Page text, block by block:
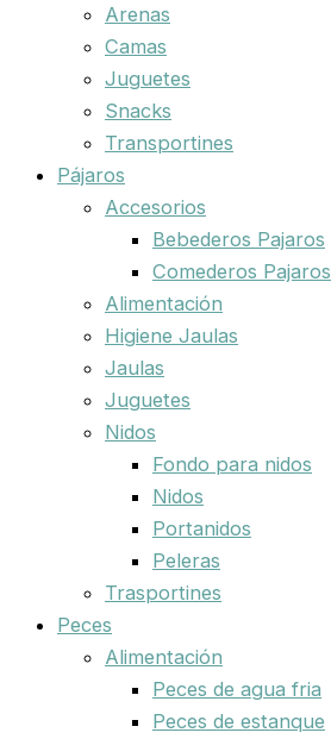
Arenas
Camas
Juguetes
Snacks
Transportines
Pájaros
Accesorios
Bebederos Pajaros
Comederos Pajaros
Alimentación
Higiene Jaulas
Jaulas
Juguetes
Nidos
Fondo para nidos
Nidos
Portanidos
Peleras
Trasportines
Peces
Alimentación
Peces de agua fria
Peces de estanque